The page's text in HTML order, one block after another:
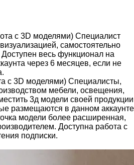
с 3D моделями) Специалист
самостоятельно
Доступен весь функционал на
через 6 месяцев, если не
с 3D моделями) Специалисты,
мебели, освещения,
3д модели своей продукции
размещаются в данном аккаунте
модели более расширенная,
Доступна работа с
подписки.